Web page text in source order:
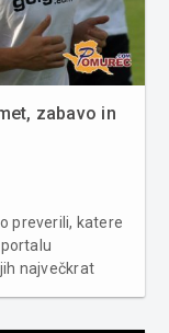
zabavo in
preverili, katere
največkrat